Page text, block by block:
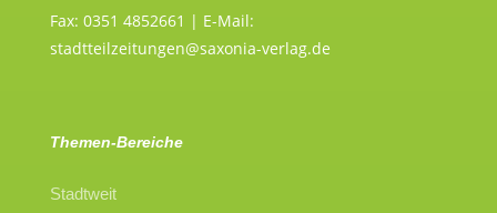
Fax: 0351 4852661 | E-Mail:
stadtteilzeitungen@saxonia-verlag.de
Themen-Bereiche
Stadtweit